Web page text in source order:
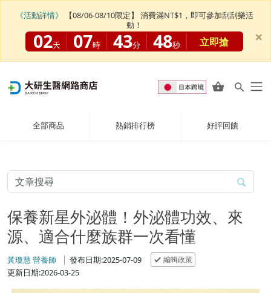
全部商品 熱銷排行榜 好評回饋
保養新星外泌體！外泌體功效、來
源、適合什麼族群一次看懂
黃瓊慧 營養師 發布日期:2025-07-09 編輯政策
更新日期:2026-03-25
《活動詳情》
【08/06-08/10限定】 消費滿NT$1，即可參加刮刮樂活
動！
02天 07時 43分 47秒 立即搶 ×